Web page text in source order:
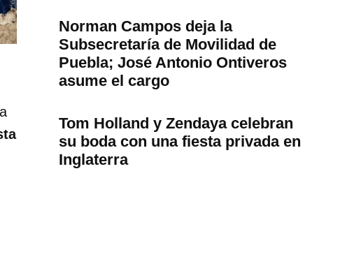
Norman Campos deja la
Subsecretaría de Movilidad de
Puebla; José Antonio Ontiveros
asume el cargo
Tom Holland y Zendaya celebran
su boda con una fiesta privada en
Inglaterra